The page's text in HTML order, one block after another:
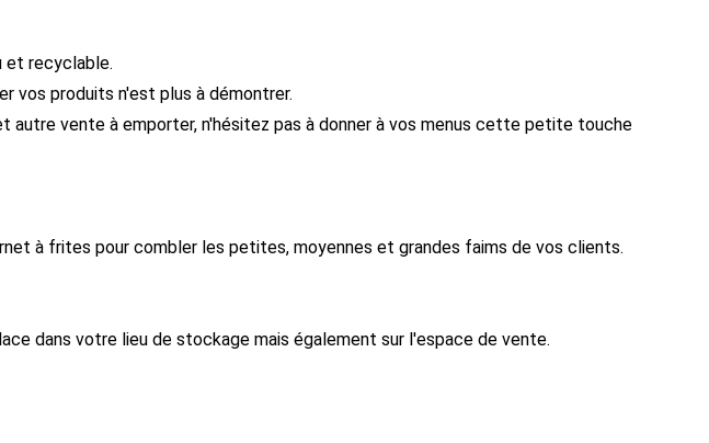
recyclable.
vos produits n'est plus à démontrer.
autre vente à emporter, n'hésitez pas à donner à vos menus cette petite touche
à frites pour combler les petites, moyennes et grandes faims de vos clients.
dans votre lieu de stockage mais également sur l'espace de vente.